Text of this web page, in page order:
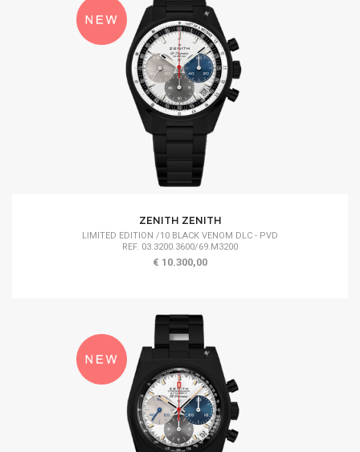
ZENITH ZENITH
LIMITED EDITION /10 BLACK VENOM DLC - PVD
REF. 03.3200.3600/69.M3200
€ 10.300,00